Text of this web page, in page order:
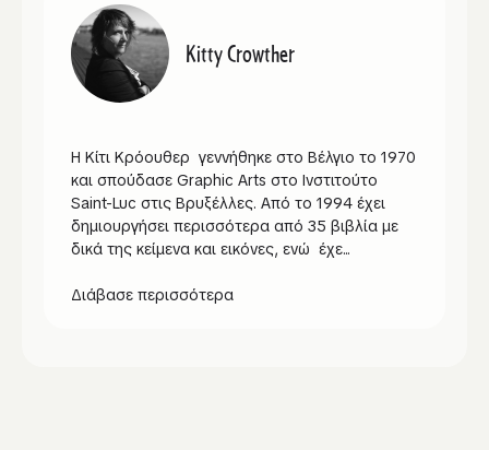
Kitty Crowther
Η Κίτι Κρόουθερ γεννήθηκε στο Βέλγιο το 1970
και σπούδασε Graphic Arts στο Ινστιτούτο
Saint-Luc στις Βρυξέλλες. Από το 1994 έχει
δημιουργήσει περισσότερα από 35 βιβλία με
δικά της κείμενα και εικόνες, ενώ έχε...
Διάβασε περισσότερα